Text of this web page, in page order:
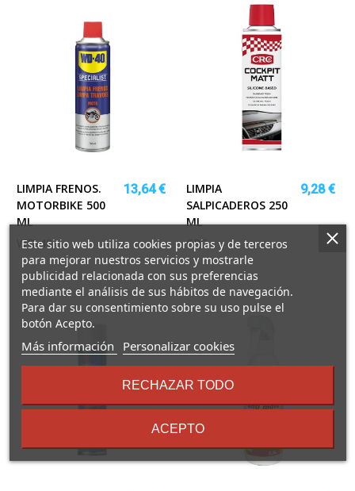
LIMPIA FRENOS.
MOTORBIKE 500
ML
13,64 €
WD-40
LIMPIA
SALPICADEROS 250
ML
9,28 €
CRC
Este sitio web utiliza cookies propias y de terceros
para mejorar nuestros servicios y mostrarle
publicidad relacionada con sus preferencias
mediante el análisis de sus hábitos de navegación.
Para dar su consentimiento sobre su uso pulse el
botón Acepto.
Más información
sobre
términos
condiciones
Personalizar cookies
RECHAZAR TODO
ACEPTO